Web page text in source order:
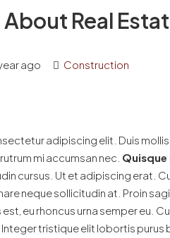
About Real
ago Construction
adipiscing elit. Duis
mi accumsan nec.
cursus. Ut et adipiscing erat.
neque sollicitudin at. Proin
eu rhoncus urna semper eu.
tristique elit lobortis